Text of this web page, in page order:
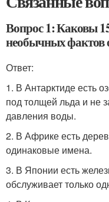
Вопрос 1: Каковы
необычных фактов
Ответ:
1. В Антарктиде есть
под толщей льда и не
давления воды.
2. В Африке есть
одинаковые имена.
3. В Японии есть
обслуживает только